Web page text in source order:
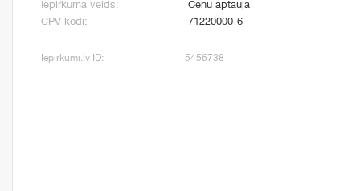
Iepirkuma veids:
Cenu aptauja
CPV kodi:
71220000-6
Iepirkumi.lv ID: 5456738